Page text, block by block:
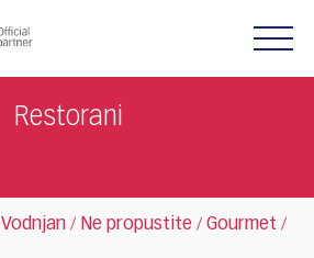
Restorani
Vodnjan / Ne propustite / Gourmet /